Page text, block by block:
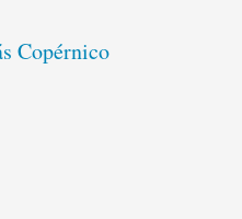
Copérnico